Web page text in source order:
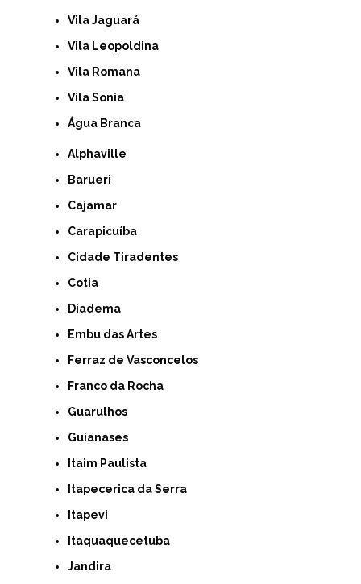
Vila Jaguará
Vila Leopoldina
Vila Romana
Vila Sonia
Água Branca
Alphaville
Barueri
Cajamar
Carapicuíba
Cidade Tiradentes
Cotia
Diadema
Embu das Artes
Ferraz de Vasconcelos
Franco da Rocha
Guarulhos
Guianases
Itaim Paulista
Itapecerica da Serra
Itapevi
Itaquaquecetuba
Jandira